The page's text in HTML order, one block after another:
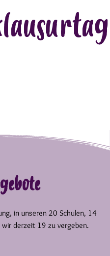
in unseren 20 Schulen, 14
derzeit 19 zu vergeben.